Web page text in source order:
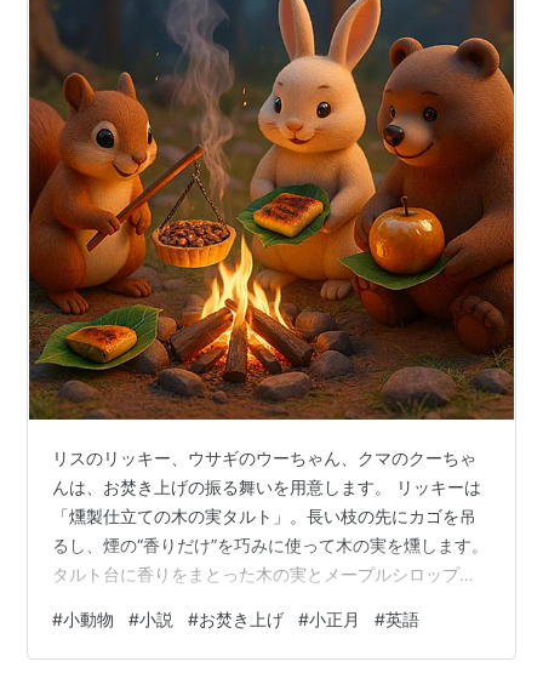
リスのリッキー、ウサギのウーちゃん、クマのクーちゃ
んは、お焚き上げの振る舞いを用意します。 リッキーは
「燻製仕立ての木の実タルト」。長い枝の先にカゴを吊
るし、煙の“香りだけ”を巧みに使って木の実を燻します。
タルト台に香りをまとった木の実とメープルシロップを
ッ、ポリッ。桜チップのような香りがふわっと広がりま
す。 ウーちゃんは「ふっくら人参もちの磯辺焼き〜笹の
#小動物 #小説 #お焚き上げ #小正月 #英語